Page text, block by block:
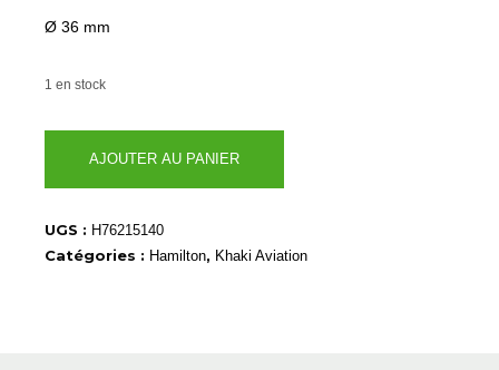
Ø 36 mm
1 en stock
H76215140
AJOUTER AU PANIER
UGS : H76215140
Catégories : Hamilton, Khaki Aviation